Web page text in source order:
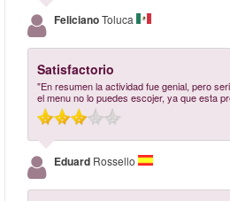
FelicianoToluca
Satisfactorio
"En resumen la actividad fue genial, pero
el menu no lo puedes escojer, ya que esta
Eduard Rossello